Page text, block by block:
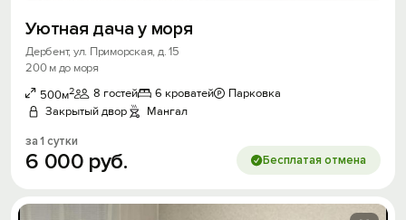
Уютная дача у моря
Дербент, ул. Приморская, д. 15
200 м до моря
500м2 8 гостей 6 кроватей
Парковка
Закрытый двор
Мангал
за 1 сутки
6 000 руб. Бесплатая отмена